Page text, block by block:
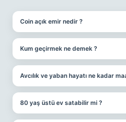
Coin açık emir nedir ?
Kum geçirmek ne demek ?
Avcılık ve yaban hayatı ne kadar
80 yaş üstü ev satabilir mi ?